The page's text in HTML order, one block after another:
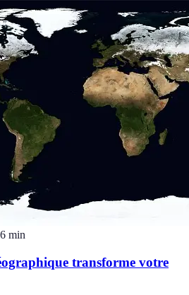
6 min
transforme votre